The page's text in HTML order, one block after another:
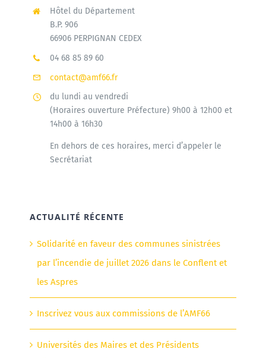
Hôtel du Département
B.P. 906
66906 PERPIGNAN CEDEX
04 68 85 89 60
contact@amf66.fr
du lundi au vendredi
(Horaires ouverture Préfecture) 9h00 à 12h00 et
14h00 à 16h30
En dehors de ces horaires, merci d’appeler le
Secrétariat
ACTUALITÉ RÉCENTE
Solidarité en faveur des communes sinistrées
par l’incendie de juillet 2026 dans le Conflent et
les Aspres
Inscrivez vous aux commissions de l’AMF66
Universités des Maires et des Présidents